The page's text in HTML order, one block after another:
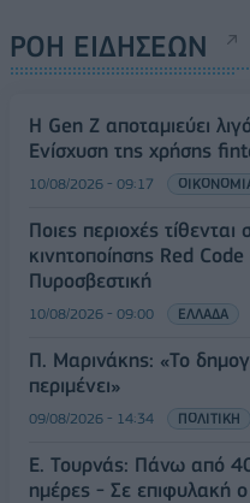
ΡΟΗ ΕΙΔΗΣΕΩΝ
Η Gen Z αποταμιεύει
Ενίσχυση της χρήσης
10/08/2026 - 09:17
Ποιες περιοχές
κινητοποίησης Red
Πυροσβεστική
10/08/2026 - 09:00 ΕΛΛΑΔΑ
Π. Μαρινάκης: «Το
περιμένει»
09/08/2026 - 14:34 ΠΟΛΙΤΙΚΗ
Ε. Τουρνάς: Πάνω από
ημέρες - Σε επιφυλακή